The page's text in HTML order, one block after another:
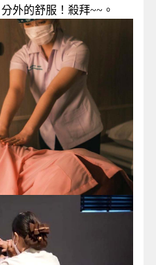
外的舒服！殺拜~~。